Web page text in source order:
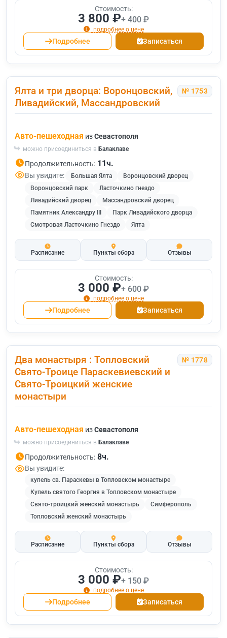
Стоимость:
3 800 ₽+ 400 ₽
подробнее о цене
Подробнее Записаться
Ялта и три дворца: Воронцовский,
Ливадийский, Массандровский
№ 1753
Авто-пешеходная изСевастополя
можно присоединиться в Балаклаве
Продолжительность: 11ч.
Вы увидите: Большая Ялта
Воронцовский дворец
Воронцовский парк
Ласточкино гнездо
Ливадийский дворец
Массандровский дворец
Памятник Александру III
Парк Ливадийского дворца
Смотровая Ласточкино Гнездо
Ялта
Расписание Пункты сбора Отзывы
Стоимость:
3 000 ₽+ 600 ₽
подробнее о цене
Подробнее Записаться
Два монастыря : Топловский
Свято-Троице Параскевиевский и
Свято-Троицкий женские
монастыри
№ 1778
Авто-пешеходная изСевастополя
можно присоединиться в Балаклаве
Продолжительность: 8ч.
Вы увидите:
купель св. Параскевы в Топловском монастыре
Купель святого Георгия в Топловском монастыре
Свято-троицкий женский монастырь
Симферополь
Топловский женский монастырь
Расписание Пункты сбора Отзывы
Стоимость:
3 000 ₽+ 150 ₽
подробнее о цене
Подробнее Записаться